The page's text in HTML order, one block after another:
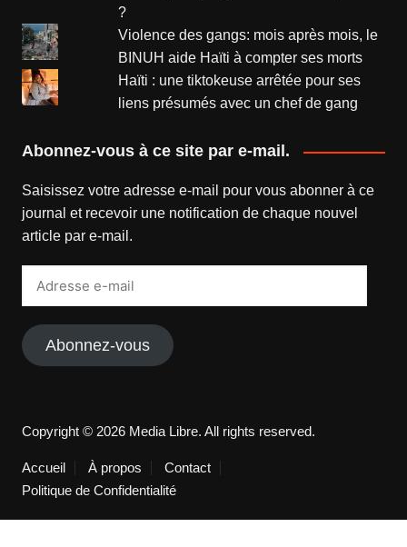
?
Violence des gangs: mois après mois, le
BINUH aide Haïti à compter ses morts
Haïti : une tiktokeuse arrêtée pour ses
liens présumés avec un chef de gang
Abonnez-vous à ce site par e-mail.
Saisissez votre adresse e-mail pour vous abonner à ce
journal et recevoir une notification de chaque nouvel
article par e-mail.
Abonnez-vous
Copyright © 2026 Media Libre. All rights reserved.
Accueil À propos
Contact
Politique de Confidentialité